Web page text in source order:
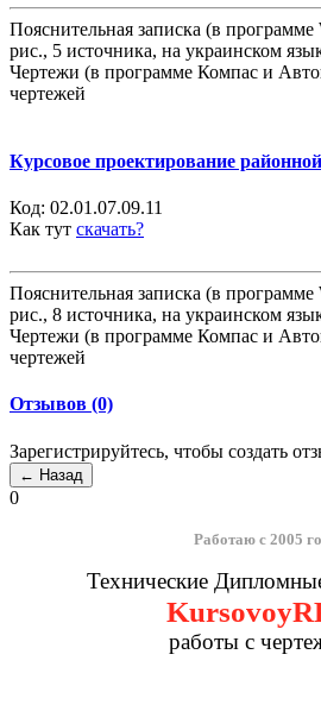
Пояснительная записка (в программе
рис., 5 источника, на украинском
Чертежи (в программе Компас и
чертежей
Курсовое проектирование
Код: 02.01.07.09.11
Как тут скачать?
Пояснительная записка (в программе
рис., 8 источника, на украинском
Чертежи (в программе Компас и
чертежей
Отзывов (0)
Зарегистрируйтесь, чтобы создать
0
Работаю с 2005
Технические
работы с